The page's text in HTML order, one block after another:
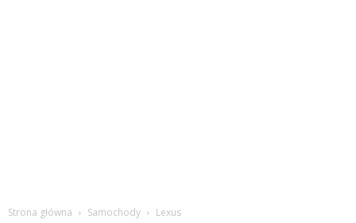
Strona główna Samochody Lexus